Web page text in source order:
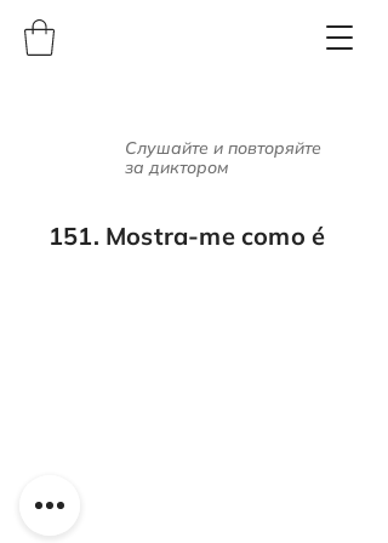
151. Mostra-me como é
Слушайте и повторяйте
за диктором